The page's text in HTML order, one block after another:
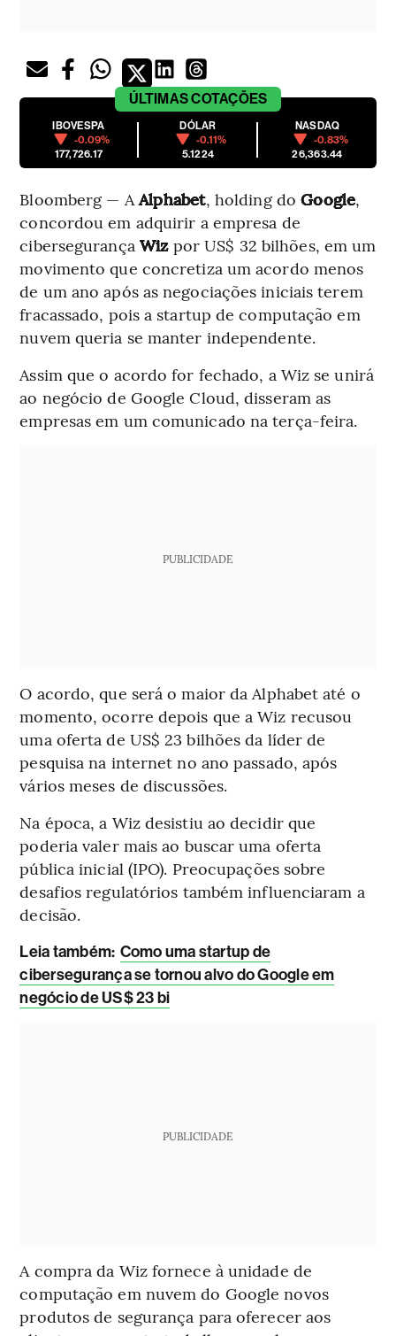
ÚLTIMASCOTAÇÕES
IBOVESPA
-0.09%
177,726.17
DÓLAR
-0.11%
5.1224
NASDAQ
-0.83%
26,363.44
Bloomberg — AAlphabet, holding doGoogle,
concordou em adquirir a empresa de
cibersegurança Wiz por US$ 32 bilhões, em um
movimento que concretiza um acordo menos
de um ano após as negociações iniciais terem
fracassado, pois a startup de computação em
nuvem queria se manter independente.
Assim que o acordo for fechado, a Wiz se unirá
ao negócio de Google Cloud, disseram as
empresas em um comunicado na terça-feira.
PUBLICIDADE
O acordo, que será o maior da Alphabet até o
momento, ocorre depois que a Wiz recusou
uma oferta de US$ 23 bilhões da líder de
pesquisa na internet no ano passado, após
vários meses de discussões.
Na época, a Wiz desistiu ao decidir que
poderia valer mais ao buscar uma oferta
pública inicial (IPO). Preocupações sobre
desafios regulatórios também influenciaram a
decisão.
Leia também: Como uma startup de
cibersegurança se tornou alvo do Google em
negócio de US$ 23 bi
PUBLICIDADE
A compra da Wiz fornece à unidade de
computação em nuvem do Google novos
produtos de segurança para oferecer aos